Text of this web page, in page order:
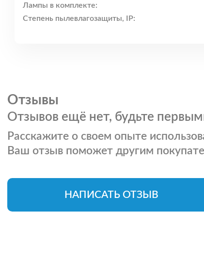
Лампы в комплекте:
Степень пылевлагозащиты, IP:
Отзывы
Отзывов ещё нет, будьте
Расскажите о своем опыте
Ваш отзыв поможет другим
НАПИСАТЬ ОТЗЫВ